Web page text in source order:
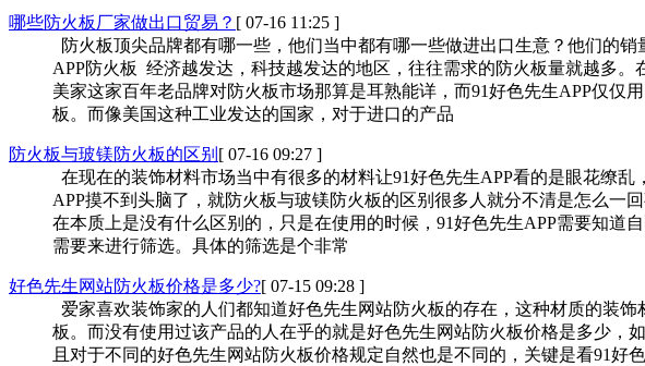
哪些防火板厂家做出口贸易？ [ 07-16 11:25 ]
防火板顶尖品牌都有哪一些，他们当中都有哪一些做进出口生意？他们
APP防火板 经济越发达，科技越发达的地区，往往需求的防火板量就越
美家这家百年老品牌对防火板市场那算是耳熟能详，而91好色先生APP仅
板。而像美国这种工业发达的国家，对于进口的产品
防火板与玻镁防火板的区别 [ 07-16 09:27 ]
在现在的装饰材料市场当中有很多的材料让91好色先生APP看的是眼花缭乱
APP摸不到头脑了，就防火板与玻镁防火板的区别很多人就分不清是怎么一回
在本质上是没有什么区别的，只是在使用的时候，91好色先生APP需要知
需要来进行筛选。具体的筛选是个非常
好色先生网站防火板价格是多少?[ 07-15 09:28 ]
爱家喜欢装饰家的人们都知道好色先生网站防火板的存在，这种材质的装
板。而没有使用过该产品的人在乎的就是好色先生网站防火板价格是多少
且对于不同的好色先生网站防火板价格规定自然也是不同的，关键是看91